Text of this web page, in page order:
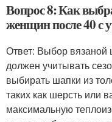
Вопрос 8: Как
женщин после 40 с
Ответ: Выбор
должен учитывать
выбирать шапки из
таких как шерсть или
максимальную